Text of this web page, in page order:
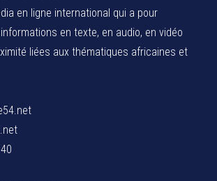
en ligne international qui a pour
en texte, en audio, en vidéo
liées aux thématiques africaines et